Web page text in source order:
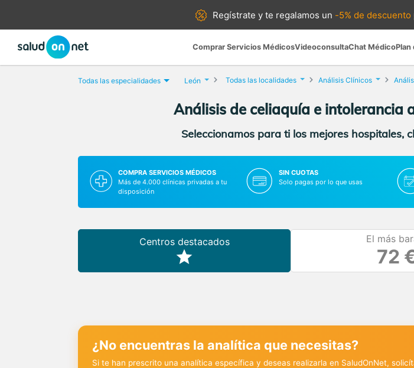
Regístrate yte regalamos un -5% de descuento
Comprar Servicios MédicosVideoconsultaChat MédicoPlan
Todas las especialidades León Todas las localidades Análisis Clínicos
Análisis de celiaquía e intolerancia
Seleccionamos para ti los mejores hospitales,
COMPRA SERVICIOS MÉDICOS
Más de 4.000 clínicas privadas a tu
disposición
SIN CUOTAS
Solo pagas por lo que usas
Centros destacados El más
72
¿No encuentras la analítica que necesitas?
Si te han prescrito una analítica específica y deseas realizarla en SaludOnNet,